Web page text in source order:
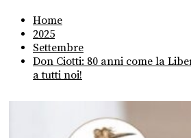
Home
2025
Settembre
Don Ciotti: 80 anni come la
a tutti noi!